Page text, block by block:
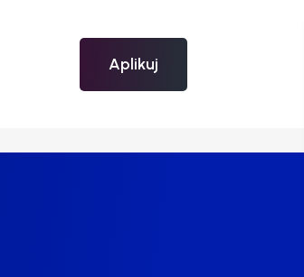
Aplikuj